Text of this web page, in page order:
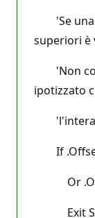
'Se una
superiori è
'Non
ipotizzato
'l'intera
If
Or
Exit